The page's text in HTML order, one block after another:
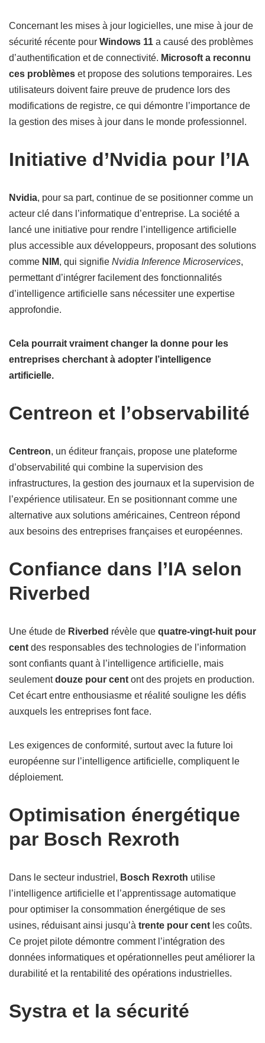
Concernant les mises à jour logicielles, une mise à jour de
sécurité récente pour Windows 11 a causé des problèmes
d’authentification et de connectivité. Microsoft a reconnu
ces problèmes et propose des solutions temporaires. Les
utilisateurs doivent faire preuve de prudence lors des
modifications de registre, ce qui démontre l’importance de
la gestion des mises à jour dans le monde professionnel.
Initiative d’Nvidia pour l’IA
Nvidia, pour sa part, continue de se positionner comme un
acteur clé dans l’informatique d’entreprise. La société a
lancé une initiative pour rendre l’intelligence artificielle
plus accessible aux développeurs, proposant des solutions
comme NIM, qui signifie Nvidia Inference Microservices,
permettant d’intégrer facilement des fonctionnalités
d’intelligence artificielle sans nécessiter une expertise
approfondie.
Cela pourrait vraiment changer la donne pour les
entreprises cherchant à adopter l’intelligence
artificielle.
Centreon et l’observabilité
Centreon, un éditeur français, propose une plateforme
d’observabilité qui combine la supervision des
infrastructures, la gestion des journaux et la supervision de
l’expérience utilisateur. En se positionnant comme une
alternative aux solutions américaines, Centreon répond
aux besoins des entreprises françaises et européennes.
Confiance dans l’IA selon
Riverbed
Une étude de Riverbed révèle que quatre-vingt-huit pour
cent des responsables des technologies de l’information
sont confiants quant à l’intelligence artificielle, mais
seulementdouze pour cent ont des projets en production.
Cet écart entre enthousiasme et réalité souligne les défis
auxquels les entreprises font face.
Les exigences de conformité, surtout avec la future loi
européenne sur l’intelligence artificielle, compliquent le
déploiement.
Optimisation énergétique
par Bosch Rexroth
Dans le secteur industriel, Bosch Rexroth utilise
l’intelligence artificielle et l’apprentissage automatique
pour optimiser la consommation énergétique de ses
usines, réduisant ainsi jusqu’à trente pour cent les coûts.
Ce projet pilote démontre comment l’intégration des
données informatiques et opérationnelles peut améliorer la
durabilité et la rentabilité des opérations industrielles.
Systra et la sécurité